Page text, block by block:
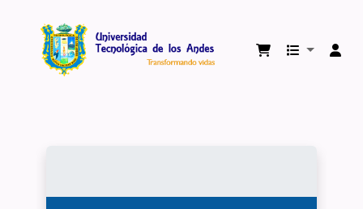
Biblioteca Virtual Universidad Tecnológica